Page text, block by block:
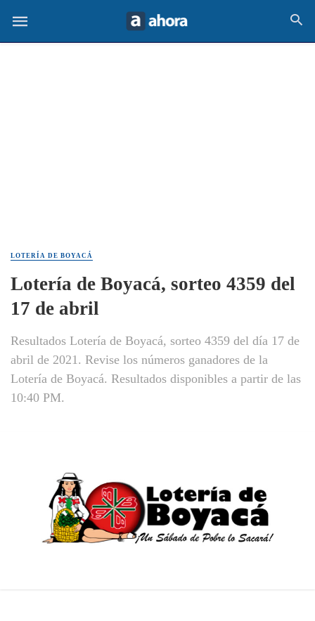
LOTERÍA DE BOYACÁ
Lotería de Boyacá, sorteo 4359 del
17 de abril
Resultados Lotería de Boyacá, sorteo 4359 del día 17 de
abril de 2021. Revise los números ganadores de la
Lotería de Boyacá. Resultados disponibles a partir de las
10:40 PM.